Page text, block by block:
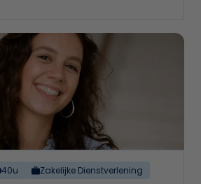
40u Zakelijke Dienstverlening